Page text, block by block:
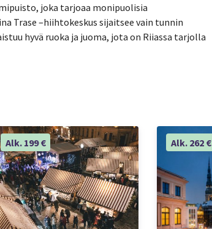
joka tarjoaa monipuolisia
Trase –hiihtokeskus sijaitsee vain tunnin
hyvä ruoka ja juoma, jota on Riiassa tarjolla
Alk. 199 € Alk. 262 €